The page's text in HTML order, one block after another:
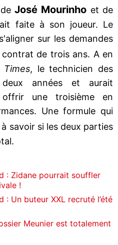
deJosé Mourinho et de
faite à son joueur. Le
sur les demandes
de trois ans. A en
Times, le technicien des
années et aurait
une troisième en
Une formule qui
à savoir si les deux parties
: Zidane pourrait souffler
!
: Un buteur XXL recruté l’été
Meunier est totalement